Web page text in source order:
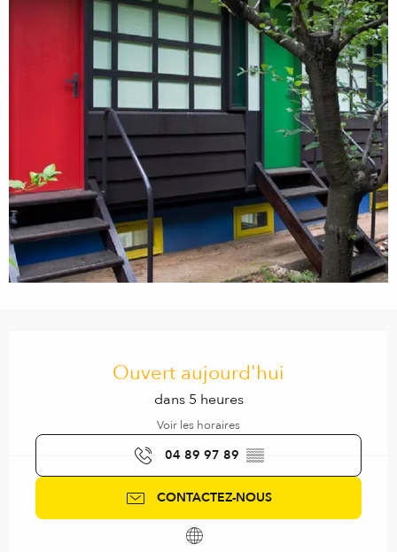
Ouvert aujourd'hui
dans 5 heures
Voir les horaires
04 89 97 89 ▒▒
CONTACTEZ-NOUS